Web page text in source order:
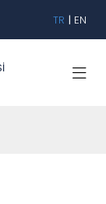
TR | EN